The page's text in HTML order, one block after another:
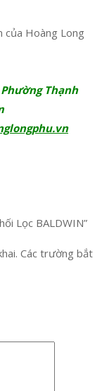
của Hoàng Long
Thạnh
Lọc BALDWIN”
Các trường bắt